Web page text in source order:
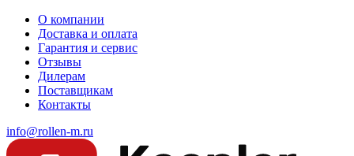
О компании
Доставка и оплата
Гарантия и сервис
Отзывы
Дилерам
Поставщикам
Контакты
info@rollen-m.ru